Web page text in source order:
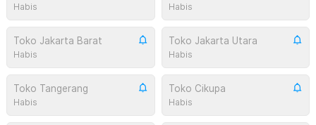
Habis Habis
Toko Jakarta Barat
Habis
Toko Jakarta Utara
Habis
Toko Tangerang
Habis
Toko Cikupa
Habis